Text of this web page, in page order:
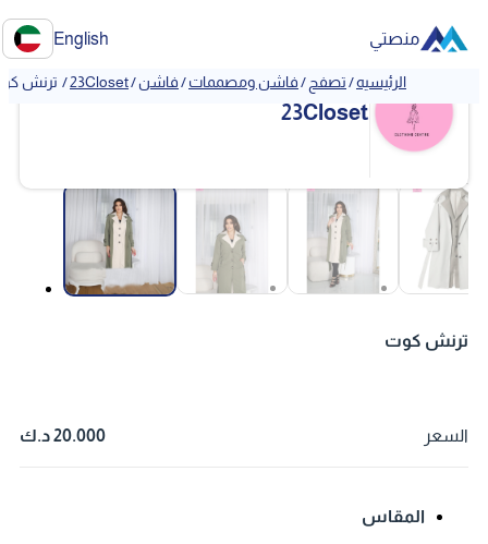
منصتي English
الرئيسيه/تصفح /فاشن ومصممات/فاشن/
23Closet
/ ترنش
❮ ❯
23Closet
ترنش كوت
السعر 20.000 د.ك
المقاس